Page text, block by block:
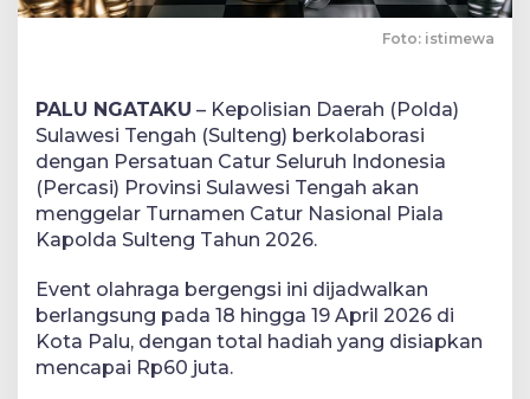
Foto: istimewa
PALU NGATAKU – Kepolisian Daerah (Polda)
Sulawesi Tengah (Sulteng) berkolaborasi
dengan Persatuan Catur Seluruh Indonesia
(Percasi) Provinsi Sulawesi Tengah akan
menggelar Turnamen Catur Nasional Piala
Kapolda Sulteng Tahun 2026.
Event olahraga bergengsi ini dijadwalkan
berlangsung pada 18 hingga 19 April 2026 di
Kota Palu, dengan total hadiah yang disiapkan
mencapai Rp60 juta.